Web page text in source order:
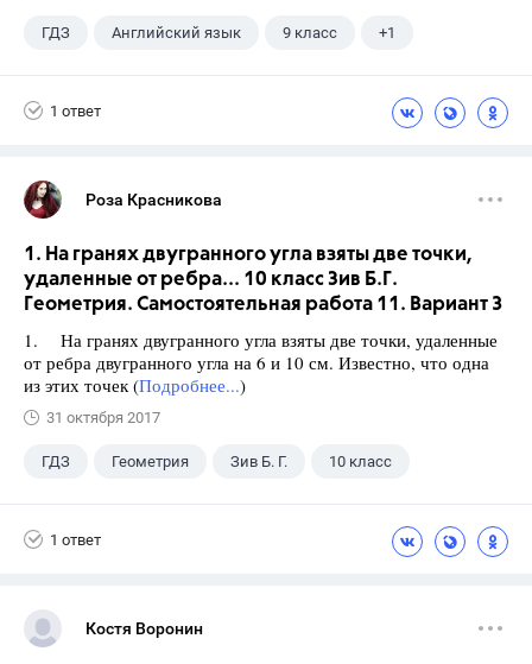
ГДЗ Английский язык 9 класс +1
1 ответ
Роза Красникова
1. На гранях двугранного угла взяты две точки,
удаленные от ребра... 10 класс Зив Б.Г.
Геометрия. Самостоятельная работа 11. Вариант 3
1. На гранях двугранного угла взяты две точки, удаленные
от ребра двугранного угла на 6 и 10 см. Известно, что одна
из этих точек (Подробнее...)
31 октября 2017
ГДЗ Геометрия Зив Б. Г. 10 класс
1 ответ
Костя Воронин